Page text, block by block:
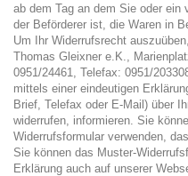
ab dem Tag an dem Sie oder ein
der Beförderer ist, die Waren in
Um Ihr Widerrufsrecht
Thomas Gleixner e.K.,
0951/24461, Telefax: 0951/
mittels einer eindeutigen
Brief, Telefax oder E-Mail) über
widerrufen, informieren. Sie
Widerrufsformular verwenden,
Sie können das Muster-
Erklärung auch auf unserer